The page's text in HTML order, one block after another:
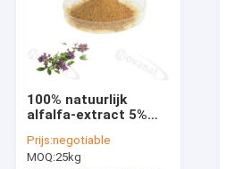
100% natuurlijk
alfalfa-extract 5%
Label
Prijs:negotiable
MOQ:25kg